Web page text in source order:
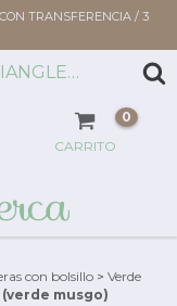
TRANSFERENCIA / 3
BANDOLERA DE ANILLAS -TRIANGLES (VERDE MUSGO)
CARRITO
0
con bolsillo > Verde
musgo)